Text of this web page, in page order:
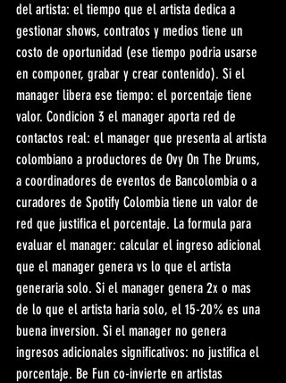
del artista: el tiempo que el artista dedica a
gestionar shows, contratos y medios tiene un
costo de oportunidad (ese tiempo podria usarse
en componer, grabar y crear contenido). Si el
manager libera ese tiempo: el porcentaje tiene
valor. Condicion 3 el manager aporta red de
contactos real: el manager que presenta al artista
colombiano a productores de Ovy On The Drums,
a coordinadores de eventos de Bancolombia o a
curadores de Spotify Colombia tiene un valor de
red que justifica el porcentaje. La formula para
evaluar el manager: calcular el ingreso adicional
que el manager genera vs lo que el artista
generaria solo. Si el manager genera 2x o mas
de lo que el artista haria solo, el 15-20% es una
buena inversion. Si el manager no genera
ingresos adicionales significativos: no justifica el
porcentaje. Be Fun co-invierte en artistas